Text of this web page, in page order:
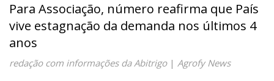
Para Associação, número reafirma que País
vive estagnação da demanda nos últimos 4
anos
redação com informações da Abitrigo| Agrofy News